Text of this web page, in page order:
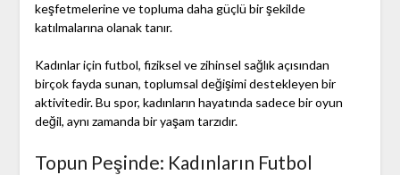
keşfetmelerine ve topluma daha güçlü bir şekilde
katılmalarına olanak tanır.
Kadınlar için futbol, fiziksel ve zihinsel sağlık açısından
birçok fayda sunan, toplumsal değişimi destekleyen bir
aktivitedir. Bu spor, kadınların hayatında sadece bir oyun
değil, aynı zamanda bir yaşam tarzıdır.
Topun Peşinde: Kadınların Futbol